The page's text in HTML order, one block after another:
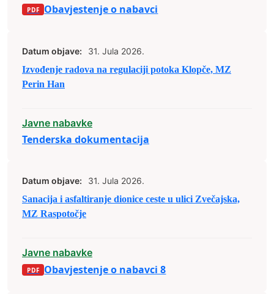
Obavjestenje o nabavci
Datum objave:
31. Jula 2026.
Izvođenje radova na regulaciji potoka Klopče, MZ
Perin Han
Javne nabavke
Tenderska dokumentacija
Datum objave:
31. Jula 2026.
Sanacija i asfaltiranje dionice ceste u ulici Zvečajska,
MZ Raspotočje
Javne nabavke
Obavjestenje o nabavci 8